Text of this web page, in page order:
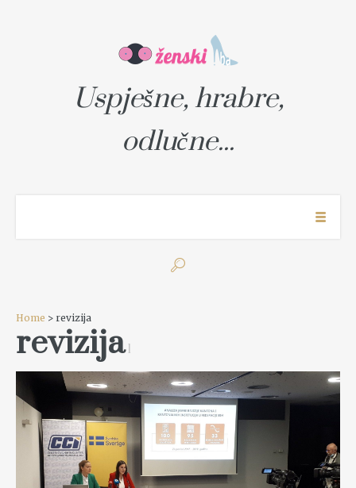
Uspješne, hrabre,
odlučne...
Home > revizija
revizija1
READ MORE